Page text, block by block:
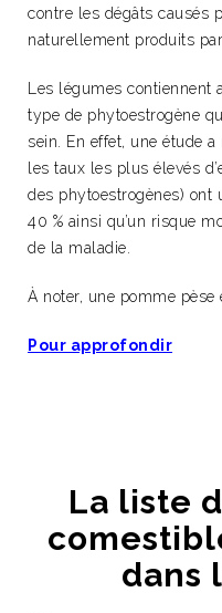
contre les dégâts causés
naturellement produits
Les légumes contiennent
type de phytoestrogène
sein. En effet, une étude
les taux les plus élevés
des phytoestrogènes) ont
40 % ainsi qu’un risque
de la maladie.
À noter, une pomme
Pour approfondir
La liste
dans